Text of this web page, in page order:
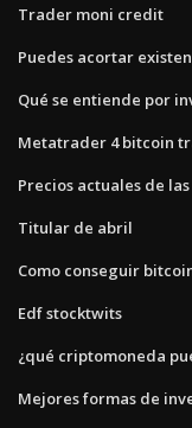
Trader moni credit
Puedes acortar
Qué se entiende por
Metatrader 4 bitcoin
Precios actuales de
Titular de abril
Como conseguir
Edf stocktwits
¿qué criptomoneda
Mejores formas de